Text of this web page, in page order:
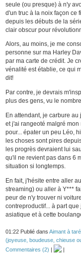
seule (ou presque) à n'y
d'un truc à la noix façon ce
depuis les débuts de la
clair obscur pour
Alors, au moins, je me
personne sur ma Harley
par ma carte de crédit. Je
vénalité est établie, ce qui
dit!
Par contre, je devrais
plus des gens, vu le
En attendant, je carbure
et j'ai rangeoté malgré
pour... épater un peu Léo,
les choses sont pires
les progrès devraient lui
qu'il ne revient pas dans 6
situation si longtemps.
En fait, j'hésite entre aller
streaming) ou aller à Y***
peur de n'y trouver ni
contreproductif... à part
asiatique et à cette
01:22 Publié dans Aimant à
(joyeuse, boudeuse, chieuse
Commentaires (2) | |